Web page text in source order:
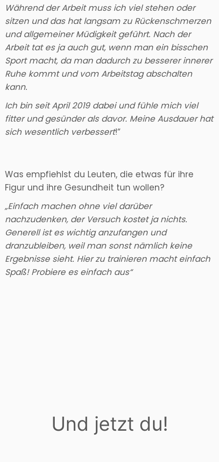
Während der Arbeit muss ich viel stehen oder
sitzen und das hat langsam zu Rückenschmerzen
und allgemeiner Müdigkeit geführt. Nach der
Arbeit tat es ja auch gut, wenn man ein bisschen
Sport macht, da man dadurch zu besserer innerer
Ruhe kommt und vom Arbeitstag abschalten
kann.
Ich bin seit April 2019 dabei und fühle mich viel
fitter und gesünder als davor. Meine Ausdauer hat
sich wesentlich verbessert!“
Was empfiehlst du Leuten, die etwas für ihre
Figur und ihre Gesundheit tun wollen?
„Einfach machen ohne viel darüber
nachzudenken, der Versuch kostet ja nichts.
Generell ist es wichtig anzufangen und
dranzubleiben, weil man sonst nämlich keine
Ergebnisse sieht. Hier zu trainieren macht einfach
Spaß! Probiere es einfach aus“
Und jetzt du!